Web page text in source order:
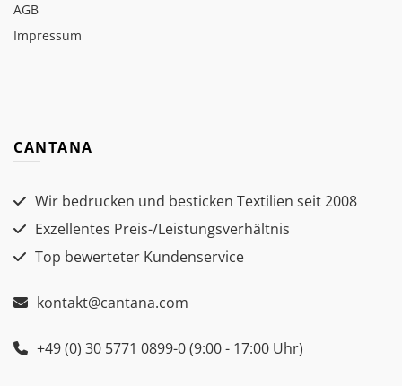
AGB
Impressum
CANTANA
Wir bedrucken und besticken Textilien seit 2008
Exzellentes Preis-/Leistungsverhältnis
Top bewerteter Kundenservice
kontakt@cantana.com
+49 (0) 30 5771 0899-0 (9:00 - 17:00 Uhr)